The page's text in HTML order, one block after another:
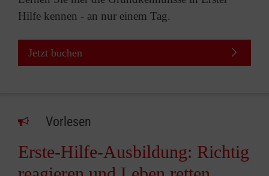
Hilfe kennen - an nur einem Tag.
Jetzt buchen
Vorlesen
Erste-Hilfe-Ausbildung: Richtig